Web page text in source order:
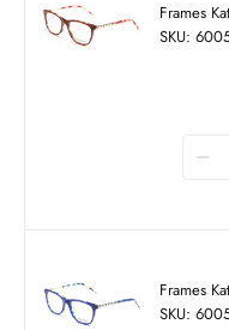
Frames
SKU:
Frames
SKU: